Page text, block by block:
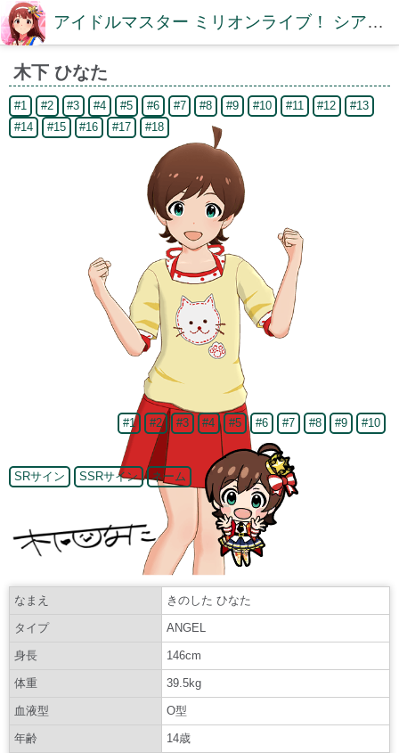
アイドルマスター ミリオンライブ！ シアターデイズDB【ミリシタDB】
木下 ひなた
#1 #2 #3 #4 #5 #6 #7 #8 #9 #10 #11 #12
#13
#14
#15 #16 #17 #18
#1 #2 #3 #4 #5 #6 #7 #8 #9 #10
SRサイン SSRサイン ネーム
なまえ きのした ひなた
タイプ ANGEL
身長 146cm
体重 39.5kg
血液型 O型
年齢 14歳